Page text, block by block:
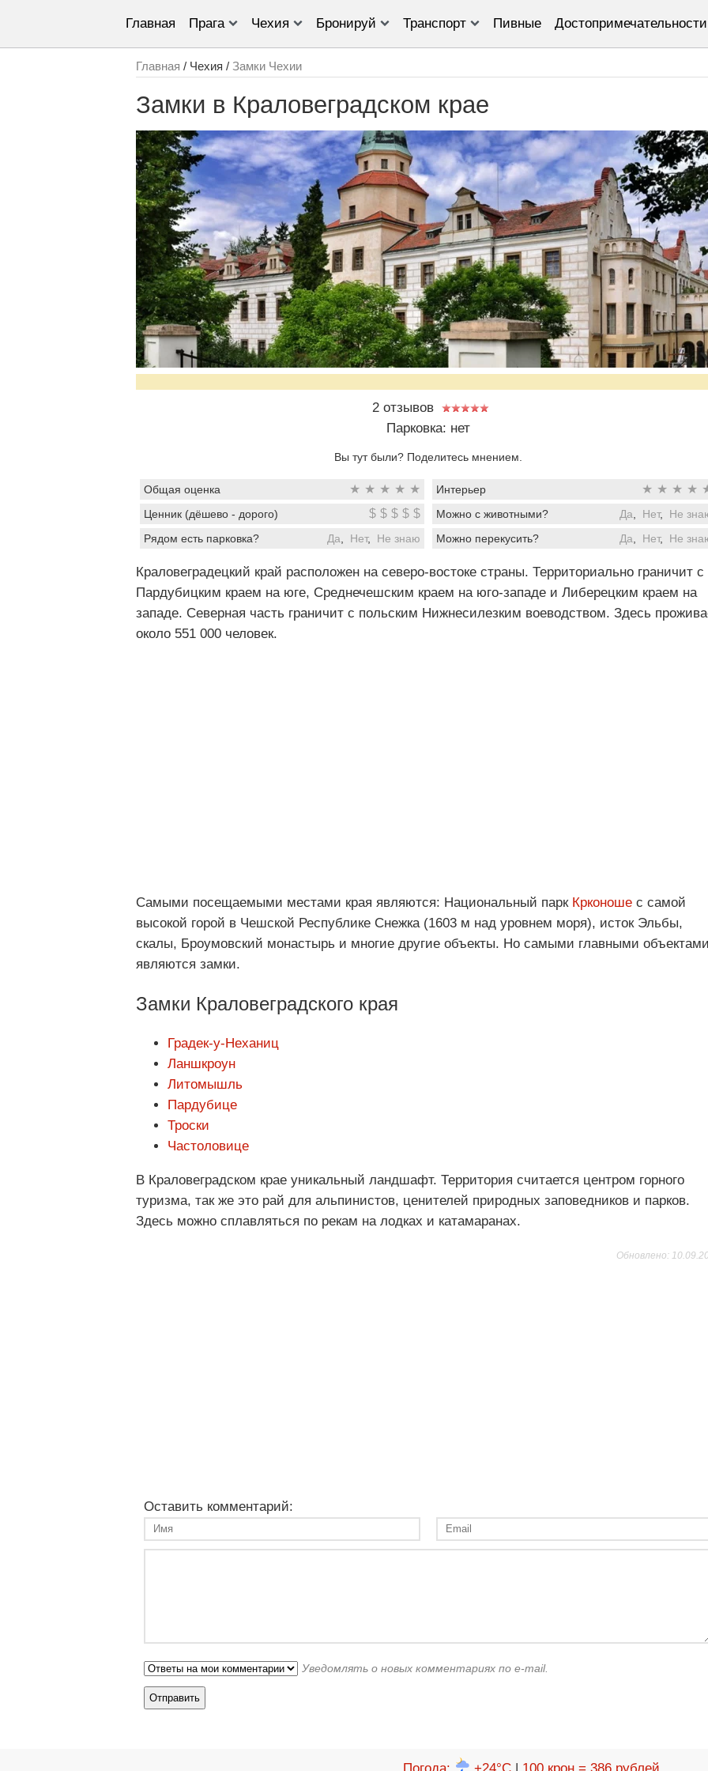
Главная Прага Чехия Бронируй Транспорт Пивные Достопримечательности
Главная / Чехия / Замки Чехии
Замки в Краловеградском крае
2 отзывов
Парковка: нет
Вы тут были? Поделитесь мнением.
Общая оценка ★ ★ ★ ★ ★ Интерьер ★ ★ ★ ★
Ценник (дёшево - дорого) $ $ $ $ $ Можно с животными? Да Нет, Не
Рядом есть парковка?
Да Нет, Не знаю Можно перекусить? Да Нет, Не
Краловеградецкий край расположен на северо-востоке страны. Территориально граничит с
Пардубицким краем на юге, Среднечешским краем на юго-западе и Либерецким краем на
западе. Северная часть граничит с польским Нижнесилезким воеводством. Здесь
около 551 000 человек.
Самыми посещаемыми местами края являются: Национальный парк Крконоше с самой
высокой горой в Чешской Республике Снежка (1603 м над уровнем моря), исток Эльбы,
скалы, Броумовский монастырь и многие другие объекты. Но самыми главными
являются замки.
Замки Краловеградского края
Градек-у-Неханиц
Ланшкроун
Литомышль
Пардубице
Троски
Частоловице
В Краловеградском крае уникальный ландшафт. Территория считается центром горного
туризма, так же это рай для альпинистов, ценителей природных заповедников и парков.
Здесь можно сплавляться по рекам на лодках и катамаранах.
Обновлено:
Оставить комментарий:
Уведомлять о новых комментариях по e-mail.
Погода: +24°C| 100 крон = 386 рублей